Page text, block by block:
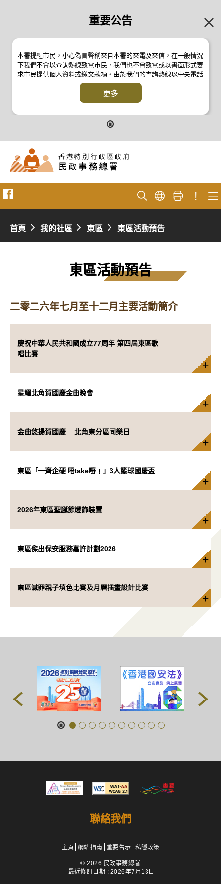
重要公告
本署提醒市民，小心偽冒聲稱來自本署的來電及來信，在一般情況
下我們不會以查詢熱線致電市民，我們也不會致電或以書面形式要
求市民提供個人資料或繳交款項。由於我們的查詢熱線以中央電話
系統操作，本署的來電不會顯示電話號碼 2835 2500 。如有疑
問，應與本署職員核實或向警方反詐騙協調中心
詢熱線 18222 查詢。詳情請瀏覽以下新聞公報：
二零一九年七月二十六日的新聞公報
二零一七年四月二十八日的新聞公報
二零一七年四月五日的新聞公報
更多
!
首頁 我的社區 東區 東區活動預告
東區活動預告
二零二六年七月至十二月主要活動簡介
慶祝中華人民共和國成立77周年 第四屆東區歌
唱比賽
星耀北角賀國慶金曲晚會
金曲悠揚賀國慶 ─ 北角東分區同樂日
東區「一齊企硬 唔take嘢﹗」3人籃球國慶盃
2026年東區聖誕節燈飾裝置
東區傑出保安服務嘉許計劃2026
東區滅罪親子填色比賽及月曆插畫設計比賽
聯絡我們
主頁 網站指南 重要告示 私隱政策
© 2026 民政事務總署
最近修訂日期 : 2026年7月13日